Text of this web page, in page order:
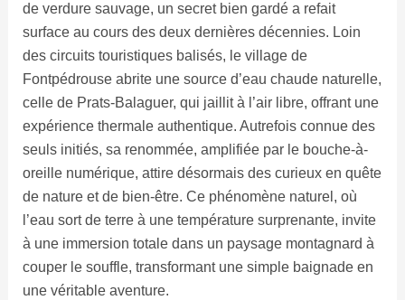
de verdure sauvage, un secret bien gardé a refait
surface au cours des deux dernières décennies. Loin
des circuits touristiques balisés, le village de
Fontpédrouse abrite une source d’eau chaude naturelle,
celle de Prats-Balaguer, qui jaillit à l’air libre, offrant une
expérience thermale authentique. Autrefois connue des
seuls initiés, sa renommée, amplifiée par le bouche-à-
oreille numérique, attire désormais des curieux en quête
de nature et de bien-être. Ce phénomène naturel, où
l’eau sort de terre à une température surprenante, invite
à une immersion totale dans un paysage montagnard à
couper le souffle, transformant une simple baignade en
une véritable aventure.